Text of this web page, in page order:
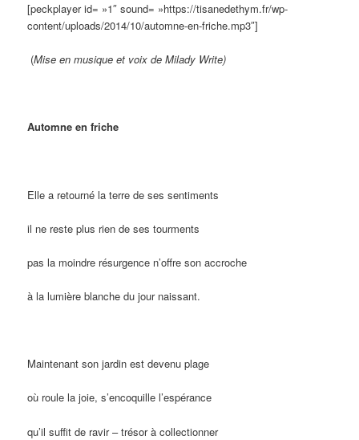
[peckplayer id= »1″ sound= »https://tisanedethym.fr/wp-
content/uploads/2014/10/automne-en-friche.mp3″]
(Mise en musique et voix de Milady Write)
Automne en friche
Elle a retourné la terre de ses sentiments
il ne reste plus rien de ses tourments
pas la moindre résurgence n’offre son accroche
à la lumière blanche du jour naissant.
Maintenant son jardin est devenu plage
où roule la joie, s’encoquille l’espérance
qu’il suffit de ravir – trésor à collectionner